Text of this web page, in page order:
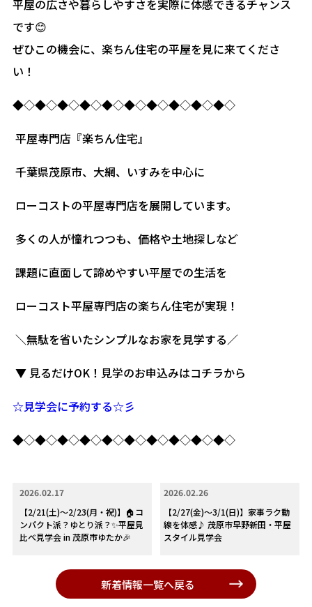
平屋の広さや暮らしやすさを実際に体感できるチャンス
です😊
ぜひこの機会に、楽ちん住宅の平屋を見に来てくださ
い！
◆◇◆◇◆◇◆◇◆◇◆◇◆◇◆◇◆◇◆◇
平屋専門店『楽ちん住宅』
千葉県茂原市、大網、いすみを中心に
ローコストの平屋専門店を展開しています。
多くの人が憧れつつも、価格や土地探しなど
課題に直面して諦めやすい平屋での生活を
ローコスト平屋専門店の楽ちん住宅が実現！
＼無駄を省いたシンプルなお家を見学する／
▼ 見るだけOK！見学のお申込みはコチラから
☆見学会に予約する☆彡
◆◇◆◇◆◇◆◇◆◇◆◇◆◇◆◇◆◇◆◇
2026.02.17
【2/21(土)～2/23(月・祝)】🏠コ
ンパクト派？ゆとり派？✨平屋見
比べ見学会 in 茂原市ゆたか🎉
2026.02.26
【2/27(金)～3/1(日)】家事ラク動
線を体感♪ 茂原市早野新田・平屋
スタイル見学会
新着情報一覧へ戻る